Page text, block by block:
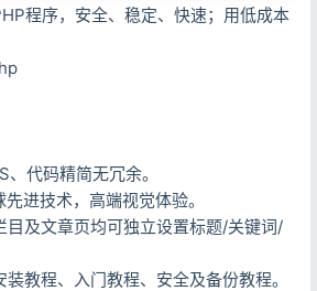
程序，安全、稳定、快速；用低成本
代码精简无冗余。
进技术，高端视觉体验。
目及文章页均可独立设置标题/关键词/
教程、入门教程、安全及备份教程。